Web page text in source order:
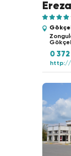
0 372
http://